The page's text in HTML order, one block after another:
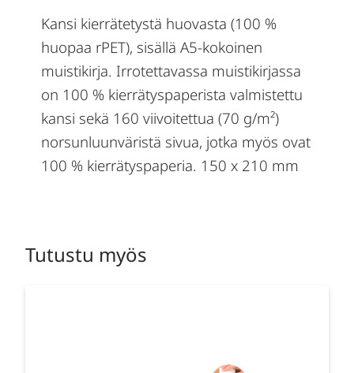
Kansi kierrätetystä huovasta (100 %
huopaa rPET), sisällä A5-kokoinen
muistikirja. Irrotettavassa muistikirjassa
on 100 % kierrätyspaperista valmistettu
kansi sekä 160 viivoitettua (70 g/m²)
norsunluunväristä sivua, jotka myös ovat
100 % kierrätyspaperia. 150 x 210 mm
Tutustu myös